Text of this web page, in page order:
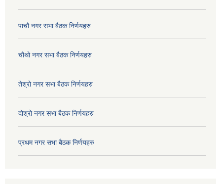
पाचौ नगर सभा बैठक निर्णयहरु
चौथो नगर सभा बैठक निर्णयहरु
तेश्रो नगर सभा बैठक निर्णयहरु
दोश्रो नगर सभा बैठक निर्णयहरु
प्रथम नगर सभा बैठक निर्णयहरु